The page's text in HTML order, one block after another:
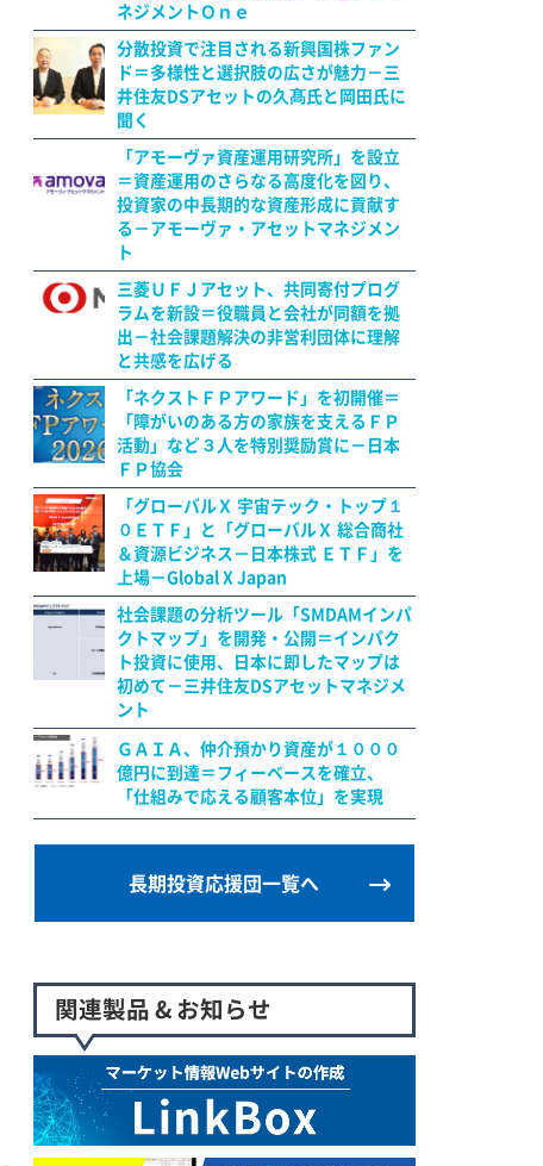
ネジメントＯｎｅ
分散投資で注目される新興国株ファン
ド＝多様性と選択肢の広さが魅力－三
井住友DSアセットの久髙氏と岡田氏に
聞く
「アモーヴァ資産運用研究所」を設立
＝資産運用のさらなる高度化を図り、
投資家の中長期的な資産形成に貢献す
る－アモーヴァ・アセットマネジメン
ト
三菱ＵＦＪアセット、共同寄付プログ
ラムを新設＝役職員と会社が同額を拠
出－社会課題解決の非営利団体に理解
と共感を広げる
「ネクストＦＰアワード」を初開催＝
「障がいのある方の家族を支えるＦＰ
活動」など３人を特別奨励賞に－日本
ＦＰ協会
「グローバルＸ 宇宙テック・トップ１
０ＥＴＦ」と「グローバルＸ 総合商社
＆資源ビジネス－日本株式 ＥＴＦ」を
上場－Global X Japan
社会課題の分析ツール「SMDAMインパ
クトマップ」を開発・公開＝インパク
ト投資に使用、日本に即したマップは
初めて－三井住友DSアセットマネジメ
ント
ＧＡＩＡ、仲介預かり資産が１０００
億円に到達＝フィーベースを確立、
「仕組みで応える顧客本位」を実現
長期投資応援団一覧へ
関連製品 & お知らせ